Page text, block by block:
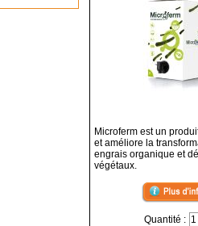
Microferm est un
et améliore la
engrais organique et
végétaux.
Quantité :